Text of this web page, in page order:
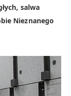
salwa
Nieznanego